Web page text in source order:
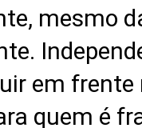
mesmo
em
quem é